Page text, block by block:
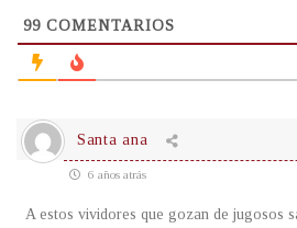
99 COMENTARIOS
Santa ana
6 años atrás
A estos vividores que gozan de jugosos